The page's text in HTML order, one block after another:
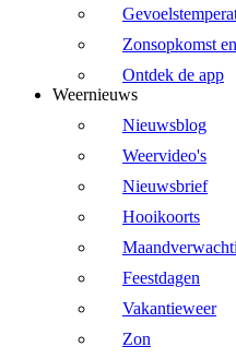
Zonsopkomst
Ontdek de app
Weernieuws
Nieuwsblog
Weervideo's
Nieuwsbrief
Hooikoorts
Feestdagen
Vakantieweer
Zon